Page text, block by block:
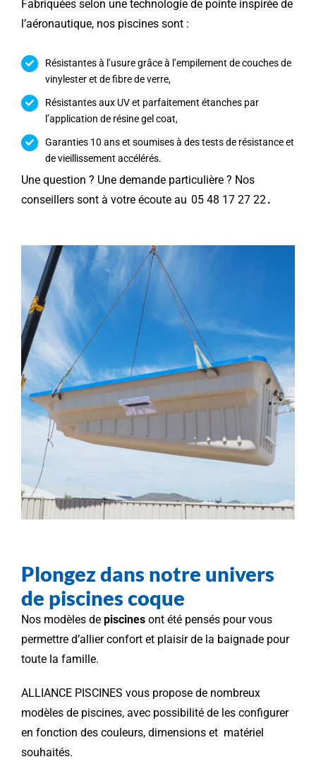
Fabriquées selon une technologie de pointe inspirée de
l’aéronautique, nos piscines sont :
Résistantes à l’usure grâce à l’empilement de couches de
vinylester et de fibre de verre,
Résistantes aux UV et parfaitement étanches par
l’application de résine gel coat,
Garanties 10 ans et soumises à des tests de résistance et
de vieillissement accélérés.
Une question ? Une demande particulière ? Nos
conseillers sont à votre écoute au 05 48 17 27 22 .
Plongez dans notre univers
de piscines coque
Nos modèles de piscines ont été pensés pour vous
permettre d’allier confort et plaisir de la baignade pour
toute la famille.
ALLIANCE PISCINES vous propose de nombreux
modèles de piscines, avec possibilité de les configurer
en fonction des couleurs, dimensions et matériel
souhaités.